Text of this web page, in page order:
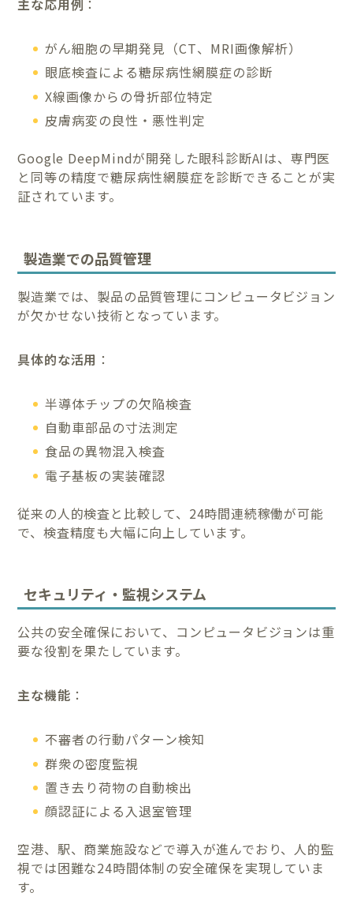
主な応用例 ：
がん細胞の早期発見（CT、MRI画像解析）
眼底検査による糖尿病性網膜症の診断
X線画像からの骨折部位特定
皮膚病変の良性・悪性判定
Google DeepMindが開発した眼科診断AIは、専門医
と同等の精度で糖尿病性網膜症を診断できることが実
証されています。
製造業での品質管理
製造業では、製品の品質管理にコンピュータビジョン
が欠かせない技術となっています。
具体的な活用 ：
半導体チップの欠陥検査
自動車部品の寸法測定
食品の異物混入検査
電子基板の実装確認
従来の人的検査と比較して、24時間連続稼働が可能
で、検査精度も大幅に向上しています。
セキュリティ・監視システム
公共の安全確保において、コンピュータビジョンは重
要な役割を果たしています。
主な機能 ：
不審者の行動パターン検知
群衆の密度監視
置き去り荷物の自動検出
顔認証による入退室管理
空港、駅、商業施設などで導入が進んでおり、人的監
視では困難な24時間体制の安全確保を実現していま
す。